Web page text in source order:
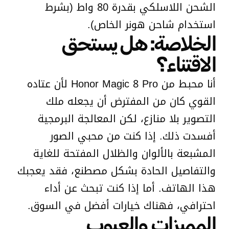
الشحن اللاسلكي بقدرة 80 واط (بشرط
استخدام شاحن هونر الخاص).
الخلاصة: هل يستحق
الاقتناء؟
أنا محبط من Honor Magic 8 Pro لأن عتاده
القوي كان من المفترض أن يجعله ملك
التصوير بلا منازع، لكن المعالجة البرمجية
أفسدت ذلك. إذا كنت من محبي الصور
المشبعة بالألوان والظلال المفتحة للغاية
والتفاصيل الحادة بشكل مصطنع، فقد يعجبك
هذا الهاتف. أما إذا كنت تبحث عن أداء
احترافي، فهناك خيارات أفضل في السوق.